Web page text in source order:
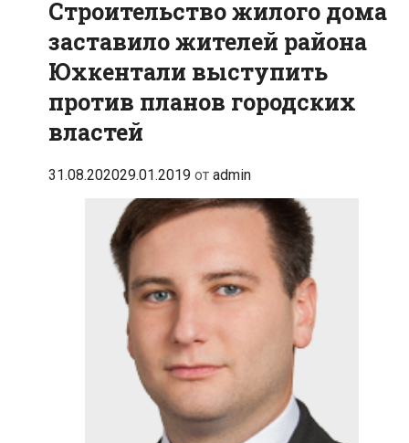
Строительство жилого дома
заставило жителей района
Юхкентали выступить
против планов городских
властей
31.08.202029.01.2019 от admin